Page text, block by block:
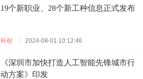
19个新职业、28个新工种信息正式发布
科创 2024-08-01 10:12:46
《深圳市加快打造人工智能先锋城市行
动方案》印发